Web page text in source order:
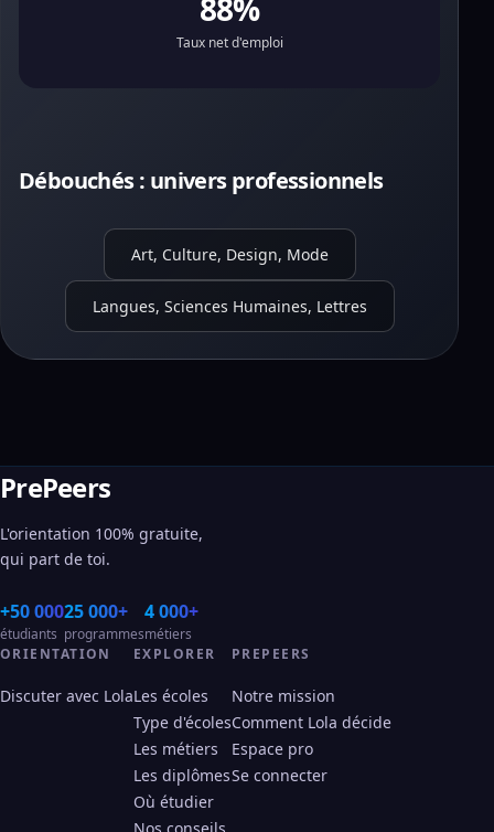
88%
Taux net d'emploi
Débouchés : univers professionnels
Art, Culture, Design, Mode
Langues, Sciences Humaines, Lettres
PrePeers
L'orientation 100% gratuite,
qui part de toi.
+50 000
étudiants
25 000+
programmes
4 000+
métiers
ORIENTATION
Discuter avec Lola
EXPLORER
Les écoles
Type d'écoles
Les métiers
Les diplômes
Où étudier
PREPEERS
Notre mission
Comment Lola décide
Espace pro
Se connecter